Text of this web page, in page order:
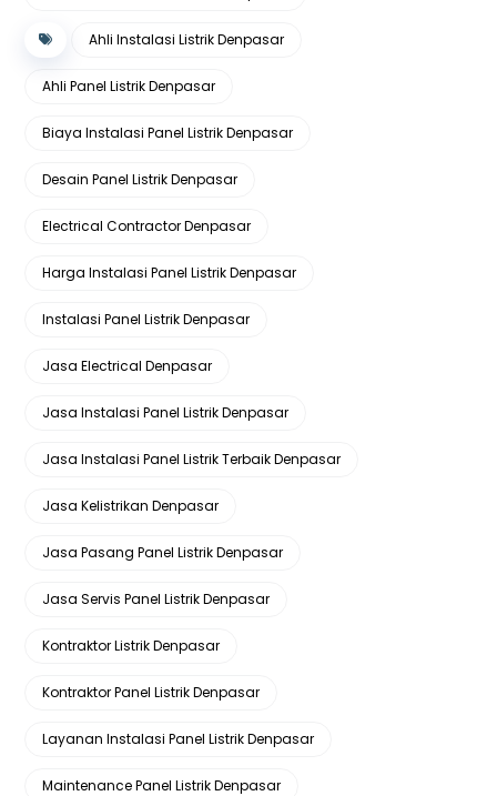
Ahli Instalasi Listrik Denpasar
Ahli Panel Listrik Denpasar
Biaya Instalasi Panel Listrik Denpasar
Desain Panel Listrik Denpasar
Electrical Contractor Denpasar
Harga Instalasi Panel Listrik Denpasar
Instalasi Panel Listrik Denpasar
Jasa Electrical Denpasar
Jasa Instalasi Panel Listrik Denpasar
Jasa Instalasi Panel Listrik Terbaik Denpasar
Jasa Kelistrikan Denpasar
Jasa Pasang Panel Listrik Denpasar
Jasa Servis Panel Listrik Denpasar
Kontraktor Listrik Denpasar
Kontraktor Panel Listrik Denpasar
Layanan Instalasi Panel Listrik Denpasar
Maintenance Panel Listrik Denpasar